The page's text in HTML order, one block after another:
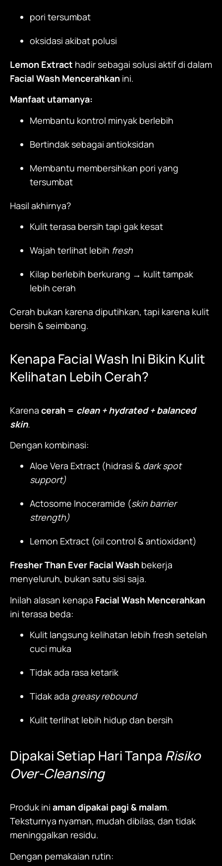
pori tersumbat
oksidasi akibat polusi
Lemon Extract hadir sebagai solusi aktif di dalam
Facial Wash Mencerahkan ini.
Manfaat utamanya:
Membantu kontrol minyak berlebih
Bertindak sebagai antioksidan
Membantu membersihkan pori yang
tersumbat
Hasil akhirnya?
Kulit terasa bersih tapi gak kesat
Wajah terlihat lebih fresh
Kilap berlebih berkurang → kulit tampak
lebih cerah
Cerah bukan karena diputihkan, tapi karena kulit
bersih & seimbang.
Kenapa Facial Wash Ini Bikin Kulit
Kelihatan Lebih Cerah?
Karena cerah = clean + hydrated + balanced
skin.
Dengan kombinasi:
Aloe Vera Extract (hidrasi & dark spot
support)
Actosome Inoceramide (skin barrier
strength)
Lemon Extract (oil control & antioxidant)
Fresher Than Ever Facial Wash bekerja
menyeluruh, bukan satu sisi saja.
Inilah alasan kenapa Facial Wash Mencerahkan
ini terasa beda:
Kulit langsung kelihatan lebih fresh setelah
cuci muka
Tidak ada rasa ketarik
Tidak ada greasy rebound
Kulit terlihat lebih hidup dan bersih
Dipakai Setiap Hari Tanpa Risiko
Over-Cleansing
Produk ini aman dipakai pagi & malam.
Teksturnya nyaman, mudah dibilas, dan tidak
meninggalkan residu.
Dengan pemakaian rutin: